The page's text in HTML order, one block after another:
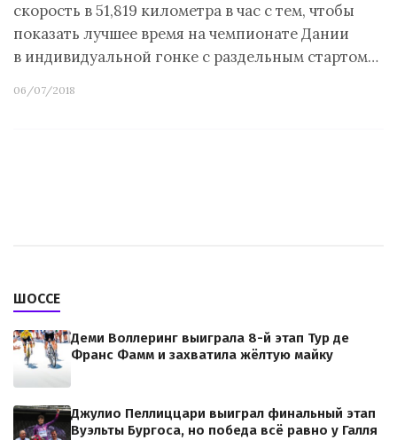
скорость в 51,819 километра в час с тем, чтобы
показать лучшее время на чемпионате Дании
в индивидуальной гонке с раздельным стартом…
06/07/2018
ШОССЕ
Деми Воллеринг выиграла 8-й этап Тур де
Франс Фамм и захватила жёлтую майку
Джулио Пеллиццари выиграл финальный этап
Вуэльты Бургоса, но победа всё равно у Галля